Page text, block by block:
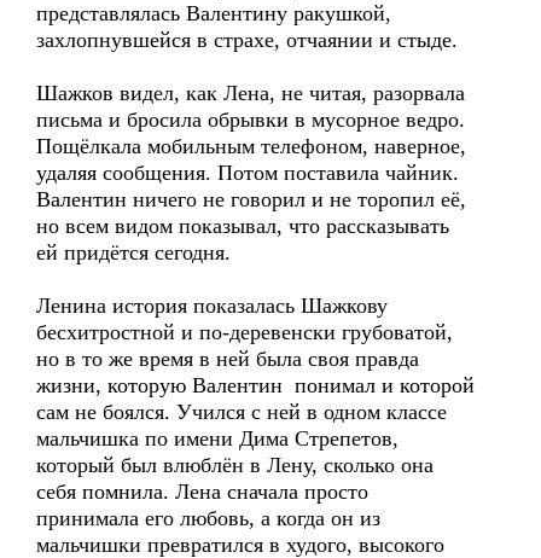
представлялась Валентину ракушкой,
захлопнувшейся в страхе, отчаянии и стыде.
Шажков видел, как Лена, не читая, разорвала
письма и бросила обрывки в мусорное ведро.
Пощёлкала мобильным телефоном, наверное,
удаляя сообщения. Потом поставила чайник.
Валентин ничего не говорил и не торопил её,
но всем видом показывал, что рассказывать
ей придётся сегодня.
Ленина история показалась Шажкову
бесхитростной и по-деревенски грубоватой,
но в то же время в ней была своя правда
жизни, которую Валентин понимал и которой
сам не боялся. Учился с ней в одном классе
мальчишка по имени Дима Стрепетов,
который был влюблён в Лену, сколько она
себя помнила. Лена сначала просто
принимала его любовь, а когда он из
мальчишки превратился в худого, высокого